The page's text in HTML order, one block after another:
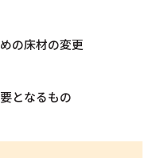
の床材の変更
となるもの